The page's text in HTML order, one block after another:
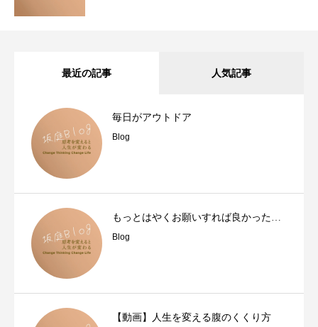
最近の記事 人気記事
毎日がアウトドア
Blog
もっとはやくお願いすれば良かった…
Blog
【動画】人生を変える腹のくくり方